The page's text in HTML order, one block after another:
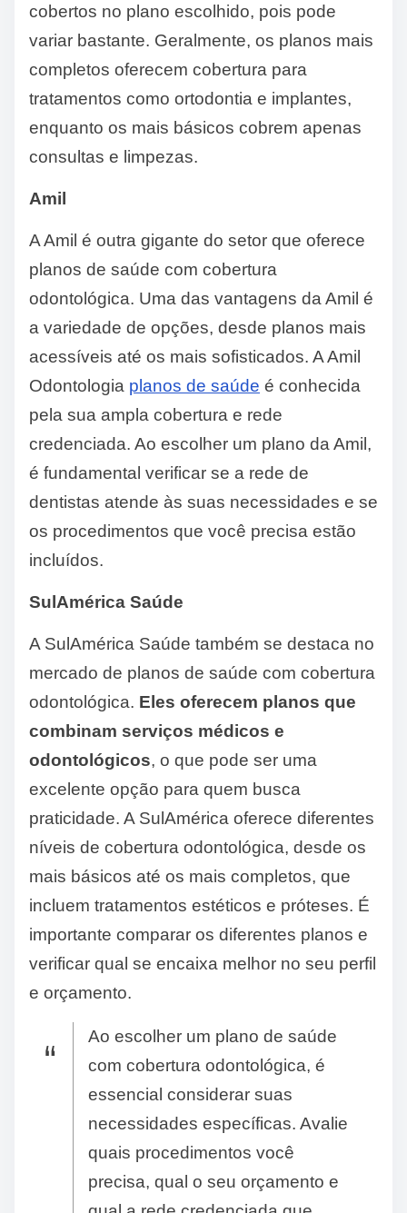
cobertos no plano escolhido, pois pode
variar bastante. Geralmente, os planos mais
completos oferecem cobertura para
tratamentos como ortodontia e implantes,
enquanto os mais básicos cobrem apenas
consultas e limpezas.
Amil
A Amil é outra gigante do setor que oferece
planos de saúde com cobertura
odontológica. Uma das vantagens da Amil é
a variedade de opções, desde planos mais
acessíveis até os mais sofisticados. A Amil
Odontologia planos de saúde é conhecida
pela sua ampla cobertura e rede
credenciada. Ao escolher um plano da Amil,
é fundamental verificar se a rede de
dentistas atende às suas necessidades e se
os procedimentos que você precisa estão
incluídos.
SulAmérica Saúde
A SulAmérica Saúde também se destaca no
mercado de planos de saúde com cobertura
odontológica. Eles oferecem planos que
combinam serviços médicos e
odontológicos, o que pode ser uma
excelente opção para quem busca
praticidade. A SulAmérica oferece diferentes
níveis de cobertura odontológica, desde os
mais básicos até os mais completos, que
incluem tratamentos estéticos e próteses. É
importante comparar os diferentes planos e
verificar qual se encaixa melhor no seu perfil
e orçamento.
Ao escolher um plano de saúde
com cobertura odontológica, é
essencial considerar suas
necessidades específicas. Avalie
quais procedimentos você
precisa, qual o seu orçamento e